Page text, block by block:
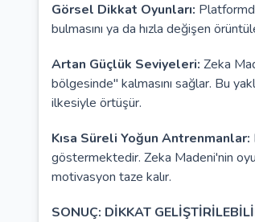
Görsel Dikkat Oyunları:
bulmasını ya da hızla değişen
Artan Güçlük Seviyeleri: Zeka
bölgesinde" kalmasını sağlar. Bu
ilkesiyle örtüşür.
Kısa Süreli Yoğun Antrenmanlar:
göstermektedir. Zeka Madeni'nin
motivasyon taze kalır.
SONUÇ: DİKKAT